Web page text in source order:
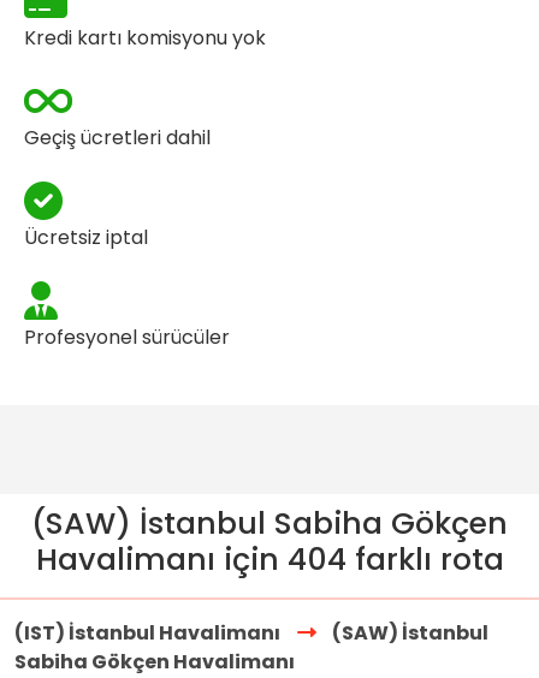
Kredi kartı komisyonu yok
Geçiş ücretleri dahil
Ücretsiz iptal
Profesyonel sürücüler
(SAW) İstanbul Sabiha Gökçen
Havalimanı için 404 farklı rota
(IST) İstanbul Havalimanı
(SAW) İstanbul
Sabiha Gökçen Havalimanı